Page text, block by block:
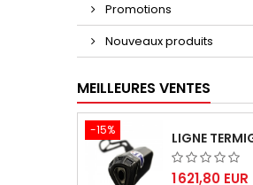
Promotions
Nouveaux produits
MEILLEURES VENTES
-15%
1 621,80 EUR